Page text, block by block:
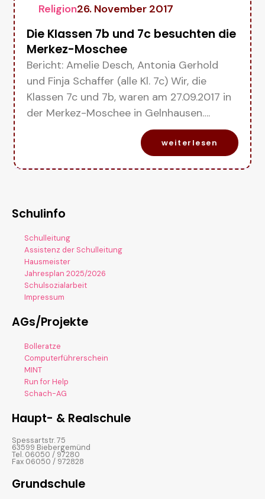
Religion26. November 2017
Die Klassen 7b und 7c besuchten die
Merkez-Moschee
Bericht: Amelie Desch, Antonia Gerhold
und Finja Schaffer (alle Kl. 7c) Wir, die
Klassen 7c und 7b, waren am 27.09.2017 in
der Merkez-Moschee in Gelnhausen….
weiterlesen
Schulinfo
Schulleitung
Assistenz der Schulleitung
Hausmeister
Jahresplan 2025/2026
Schulsozialarbeit
Impressum
AGs/Projekte
Bolleratze
Computerführerschein
MINT
Run for Help
Schach-AG
Haupt- & Realschule
Spessartstr. 75
63599 Biebergemünd
Tel. 06050 / 97280
Fax 06050 / 972828
Grundschule